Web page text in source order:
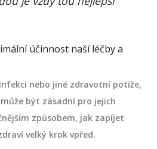
účinnost naší léčby a
nebo jiné zdravotní potíže,
být zásadní pro jejich
způsobem, jak zapíjet
velký krok vpřed.
do pochvy
jsou pro zdraví ženské
oblasti nesmírně důležité.
udržovat přirozenou